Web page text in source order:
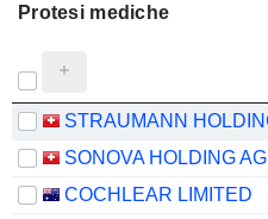
Protesi mediche
SONOVA HOLDING AG
COCHLEAR LIMITED